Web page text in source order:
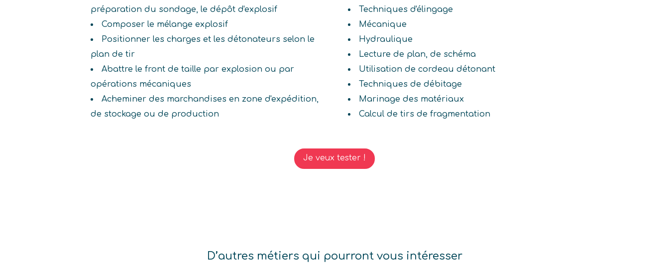
préparation du sondage, le dépôt d'explosif
Composer le mélange explosif
Positionner les charges et les détonateurs selon le
plan de tir
Abattre le front de taille par explosion ou par
opérations mécaniques
Acheminer des marchandises en zone d'expédition,
de stockage ou de production
Techniques d'élingage
Mécanique
Hydraulique
Lecture de plan, de schéma
Utilisation de cordeau détonant
Techniques de débitage
Marinage des matériaux
Calcul de tirs de fragmentation
Je veux tester !
D’autres métiers qui pourront vous intéresser